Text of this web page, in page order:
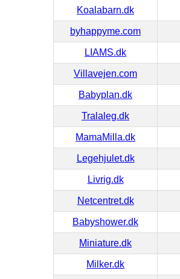
Koalabarn.dk
byhappyme.com
LIAMS.dk
Villavejen.com
Babyplan.dk
Tralaleg.dk
MamaMilla.dk
Legehjulet.dk
Livrig.dk
Netcentret.dk
Babyshower.dk
Miniature.dk
Milker.dk